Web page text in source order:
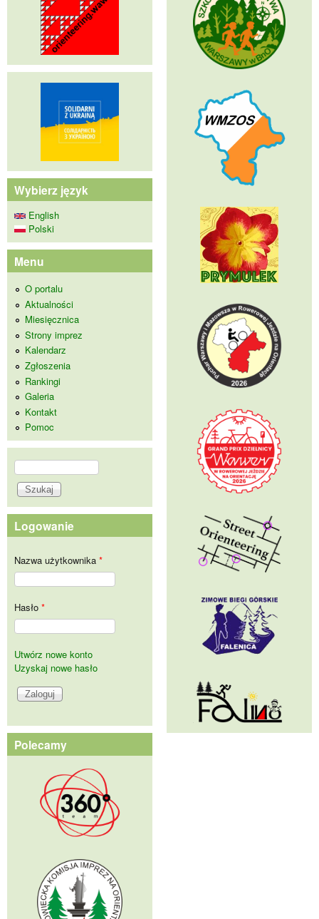
Wybierz język
English
Polski
Menu
O portalu
Aktualności
Miesięcznica
Strony imprez
Kalendarz
Zgłoszenia
Rankingi
Galeria
Kontakt
Pomoc
Formularz wyszukiwania
Szukaj
Logowanie
Nazwa użytkownika *
Hasło *
Utwórz nowe konto
Uzyskaj nowe hasło
Polecamy